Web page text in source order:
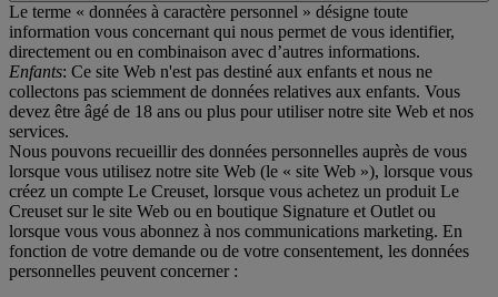
Le terme « données à caractère personnel » désigne toute
information vous concernant qui nous permet de vous identifier,
directement ou en combinaison avec d’autres informations.
Enfants: Ce site Web n'est pas destiné aux enfants et nous ne
collectons pas sciemment de données relatives aux enfants. Vous
devez être âgé de 18 ans ou plus pour utiliser notre site Web et nos
services.
Nous pouvons recueillir des données personnelles auprès de vous
lorsque vous utilisez notre site Web (le « site Web »), lorsque vous
créez un compte Le Creuset, lorsque vous achetez un produit Le
Creuset sur le site Web ou en boutique Signature et Outlet ou
lorsque vous vous abonnez à nos communications marketing. En
fonction de votre demande ou de votre consentement, les données
personnelles peuvent concerner :